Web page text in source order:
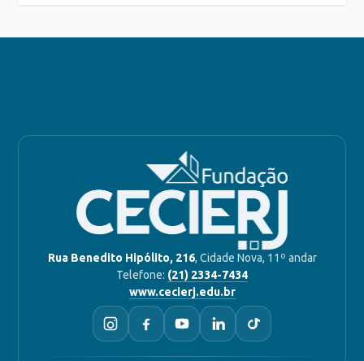
Rua Benedito Hipólito, 216, Cidade Nova, 11º andar
Telefone: (21) 2334-7434
www.cecierj.edu.br